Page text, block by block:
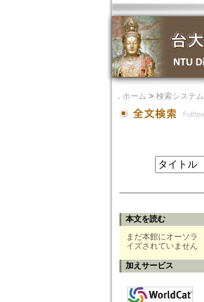
． ホーム > 検索システム
本文を読む
まだ本館にオーソラ
イズされていません
加えサービス